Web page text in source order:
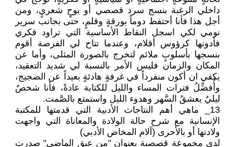
داخلي الرغبة بنسج سرد قصصي أو بوحٍ شعريٍ، ومن
أجل هذا فأنا أحتفظ دوماً بورقةٍ وقلمٍ، حتى بجانب سرير
نومي لكي اسجل النقاط الأساسية التي تراود فكري
فأدونها كرؤوس أقلام، وعندما تتاح لي الفرصة أقوم
بنسجها بأسلوبٍ ملائم لتخرج بالصورة المثلى، وأما عن
المكان والزمان فليس الأمر بالنسبة لي شديد التعقيد،
يكفي ان أكون منفرداً في غرفةٍ هادئةٍ بعيداً عن الضجيج،
وأُفضِّلُ فترات المساء والليل للكتابة عادةً، فأنا شخصٌ
ليليٌ يعشقُ السَّهر وهدوء الليل واستمتع بالصَّمت.
13_ ماهي أهم النتاجات الأدبية التي قدمتها للمكتبة
الإنسانية مع شرح حالة الولادة والمعاناة التي واجهت
ولادتها أو بالأحرى (آلام المخاض الأدبي)
لدي مجموعة قصصية بعنوان "من عبق الماضي" صدرت